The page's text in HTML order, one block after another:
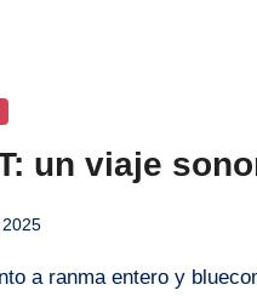
un viaje
a ranma entero y